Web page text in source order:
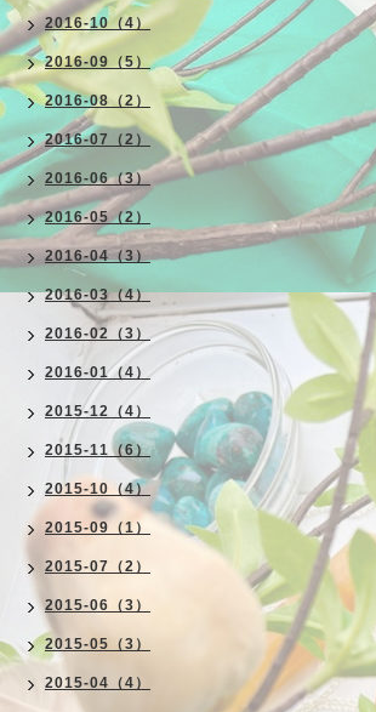
2016-10（4）
2016-09（5）
2016-08（2）
2016-07（2）
2016-06（3）
2016-05（2）
2016-04（3）
2016-03（4）
2016-02（3）
2016-01（4）
2015-12（4）
2015-11（6）
2015-10（4）
2015-09（1）
2015-07（2）
2015-06（3）
2015-05（3）
2015-04（4）